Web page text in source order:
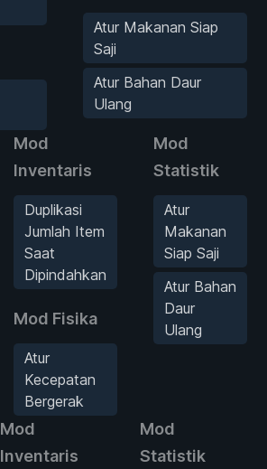
Atur Makanan Siap
Saji
Atur Bahan Daur
Ulang
Mod
Inventaris
Duplikasi
Jumlah Item
Saat
Dipindahkan
Mod Fisika
Atur
Kecepatan
Bergerak
Mod
Statistik
Atur
Makanan
Siap Saji
Atur Bahan
Daur
Ulang
Mod
Inventaris
Mod
Statistik